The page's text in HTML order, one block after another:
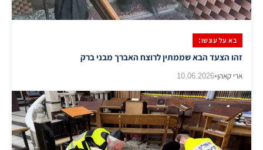
בא על עונשו:
זהו הצעד הבא שממתין לרוצח האברך מבני ברק
ארי קאהן•
10.06.2026